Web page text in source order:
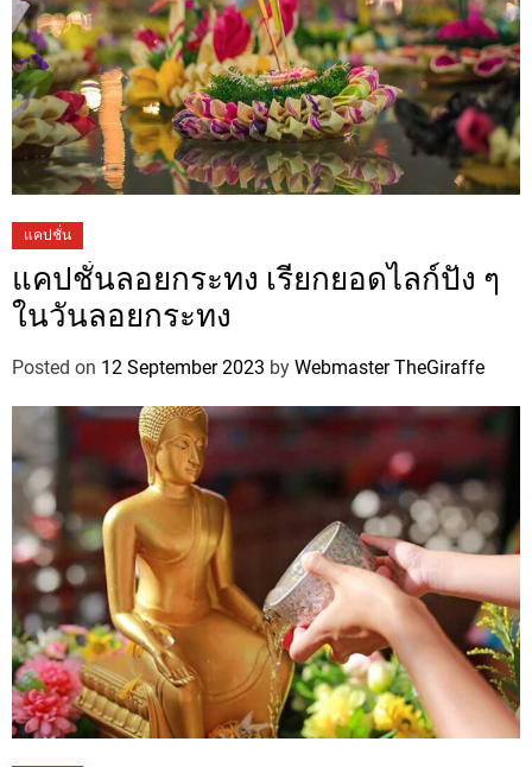
แคปชั่น
แคปชั่นลอยกระทง เรียกยอดไลก์ปัง ๆ
ในวันลอยกระทง
Posted on 12 September 2023 by Webmaster TheGiraffe